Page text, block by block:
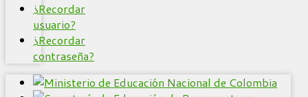
¿Recordar
usuario?
¿Recordar
contraseña?